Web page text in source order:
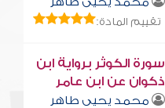
تقييم المادة:
سورة الكوثر برواية ابن
ذكوان عن ابن عامر
محمد يحيى طاهر